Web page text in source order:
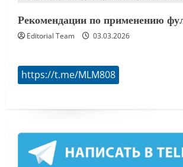
Рекомендации по применению
Editorial Team 03.03.2026
https://t.me/MLM808